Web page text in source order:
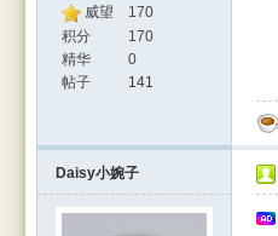
威望
170
积分
170
精华
0
帖子
141
Daisy小婉子